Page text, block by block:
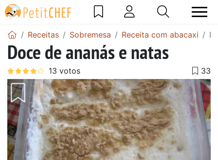
Receitas Sobremesa Receita com abacaxi
Doce de ananás e natas